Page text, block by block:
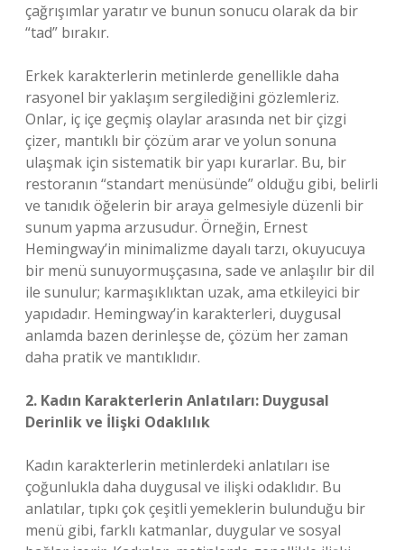
çağrışımlar yaratır ve bunun sonucu olarak da bir
“tad” bırakır.
Erkek karakterlerin metinlerde genellikle daha
rasyonel bir yaklaşım sergilediğini gözlemleriz.
Onlar, iç içe geçmiş olaylar arasında net bir çizgi
çizer, mantıklı bir çözüm arar ve yolun sonuna
ulaşmak için sistematik bir yapı kurarlar. Bu, bir
restoranın “standart menüsünde” olduğu gibi, belirli
ve tanıdık öğelerin bir araya gelmesiyle düzenli bir
sunum yapma arzusudur. Örneğin, Ernest
Hemingway’in minimalizme dayalı tarzı, okuyucuya
bir menü sunuyormuşçasına, sade ve anlaşılır bir dil
ile sunulur; karmaşıklıktan uzak, ama etkileyici bir
yapıdadır. Hemingway’in karakterleri, duygusal
anlamda bazen derinleşse de, çözüm her zaman
daha pratik ve mantıklıdır.
2. Kadın Karakterlerin Anlatıları: Duygusal
Derinlik ve İlişki Odaklılık
Kadın karakterlerin metinlerdeki anlatıları ise
çoğunlukla daha duygusal ve ilişki odaklıdır. Bu
anlatılar, tıpkı çok çeşitli yemeklerin bulunduğu bir
menü gibi, farklı katmanlar, duygular ve sosyal